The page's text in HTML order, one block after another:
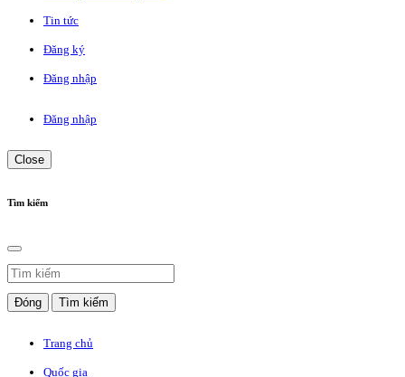
Tin tức
Đăng ký
Đăng nhập
Đăng nhập
Close
Tìm kiếm
Đóng Tìm kiếm
Trang chủ
Quốc gia